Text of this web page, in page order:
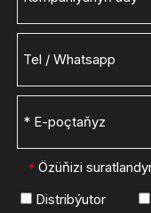
* Özüňizi
Distribýutor